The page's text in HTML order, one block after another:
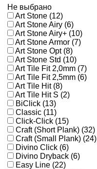
Не выбрано
Art Stone (12)
Art Stone Airy (6)
Art Stone Airy+ (10)
Art Stone Armor (7)
Art Stone Opt (8)
Art Stone Std (10)
Art Tile Fit 2,0mm (7)
Art Tile Fit 2,5mm (6)
Art Tile Hit (8)
Art Tile Hit S (2)
BiClick (13)
Classic (11)
Click-Click (15)
Craft (Short Plank) (32)
Craft (Small Plank) (24)
Divino Click (6)
Divino Dryback (6)
Easy Line (22)